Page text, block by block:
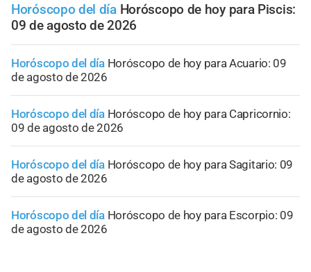
Horóscopo del día Horóscopo de hoy para Piscis:
09 de agosto de 2026
Horóscopo del día Horóscopo de hoy para Acuario: 09
de agosto de 2026
Horóscopo del día Horóscopo de hoy para Capricornio:
09 de agosto de 2026
Horóscopo del día Horóscopo de hoy para Sagitario: 09
de agosto de 2026
Horóscopo del día Horóscopo de hoy para Escorpio: 09
de agosto de 2026